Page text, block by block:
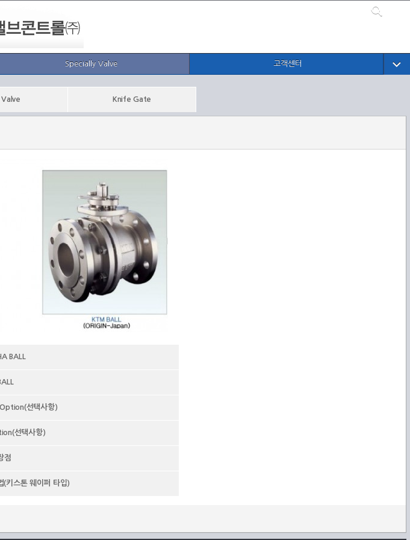
Specially Valve 고객센터
Valve Knife Gate
BALL
선택사항)
선택사항)
점
(키스톤 웨이퍼 타입)